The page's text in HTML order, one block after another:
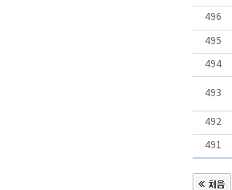
496
495
494
493
492
491